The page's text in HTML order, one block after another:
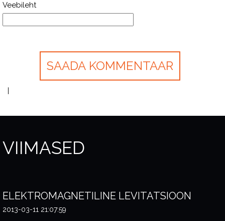
Veebileht
VIIMASED
ELEKTROMAGNETILINE LEVITATSIOON
2013-03-11 21:07:59